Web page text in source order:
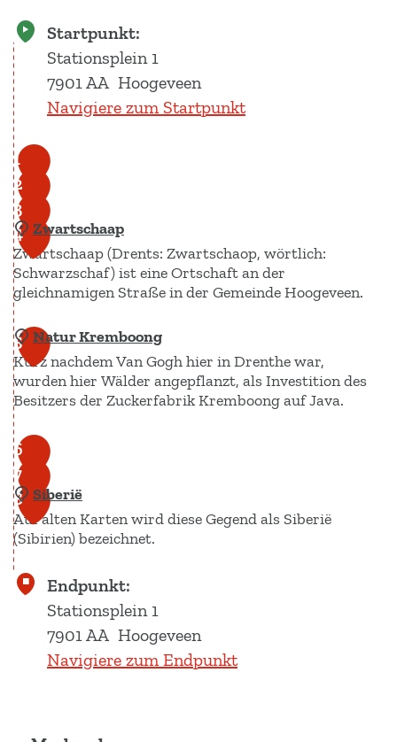
Startpunkt:
Stationsplein 1
7901 AA Hoogeveen
Navigiere zum Startpunkt
1
2
3
4 Zwartschaap
Zwartschaap (Drents: Zwartschaop, wörtlich:
Schwarzschaf) ist eine Ortschaft an der
gleichnamigen Straße in der Gemeinde Hoogeveen.
Z
w
a
r
t
s
c
h
a
a
p
5 Natur Kremboong
Kurz nachdem Van Gogh hier in Drenthe war,
wurden hier Wälder angepflanzt, als Investition des
Besitzers der Zuckerfabrik Kremboong auf Java.
N
a
t
u
r
K
r
6
7
8 Siberië
Auf alten Karten wird diese Gegend als Siberië
(Sibirien) bezeichnet.
S
Endpunkt:
Stationsplein 1
7901 AA Hoogeveen
Navigiere zum Endpunkt